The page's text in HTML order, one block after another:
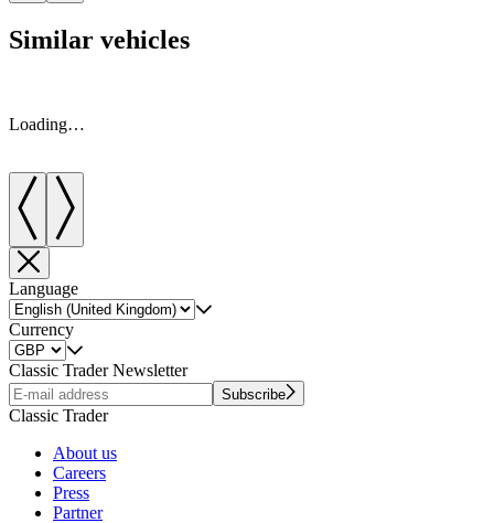
Similar vehicles
Loading…
Language
Currency
Classic Trader Newsletter
Subscribe
Classic Trader
About us
Careers
Press
Partner